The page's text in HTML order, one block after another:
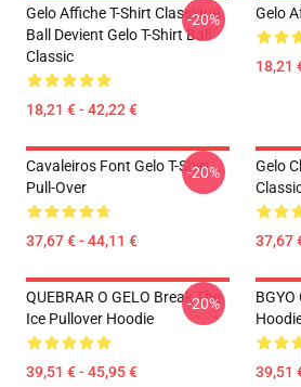
Gelo Affiche T-Shirt Classique
Ball Devient Gelo T-Shirt Ball
Classic
18,21 € - 42,22 €
-20% Gelo
18,21
Cavaleiros Font Gelo T-Shirt
Pull-Over
37,67 € - 44,11 €
-20%
Gelo
37,67
QUEBRAR O GELO Break The
Ice Pullover Hoodie
39,51 € - 45,95 €
-20%
BGYO
39,51